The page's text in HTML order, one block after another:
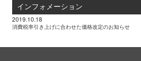
インフォメーション
2019.10.18
消費税率引き上げに合わせた価格改定のお知らせ